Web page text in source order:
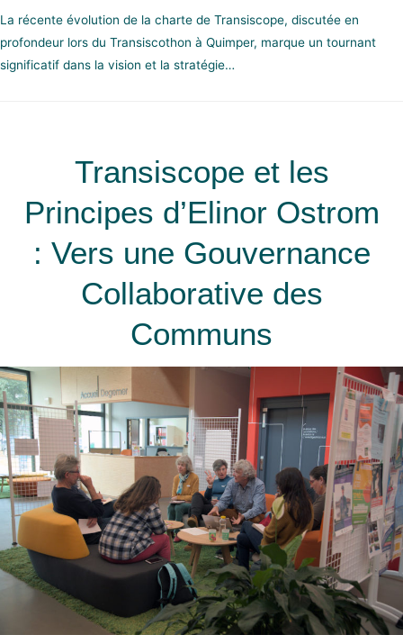
La récente évolution de la charte de Transiscope, discutée en
profondeur lors du Transiscothon à Quimper, marque un tournant
significatif dans la vision et la stratégie…
Transiscope et les
Principes d’Elinor Ostrom
: Vers une Gouvernance
Collaborative des
Communs